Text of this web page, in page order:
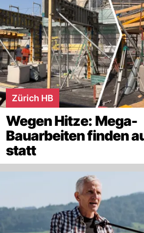
Zürich HB
Wegen Hitze: Mega-
Bauarbeiten finden
statt